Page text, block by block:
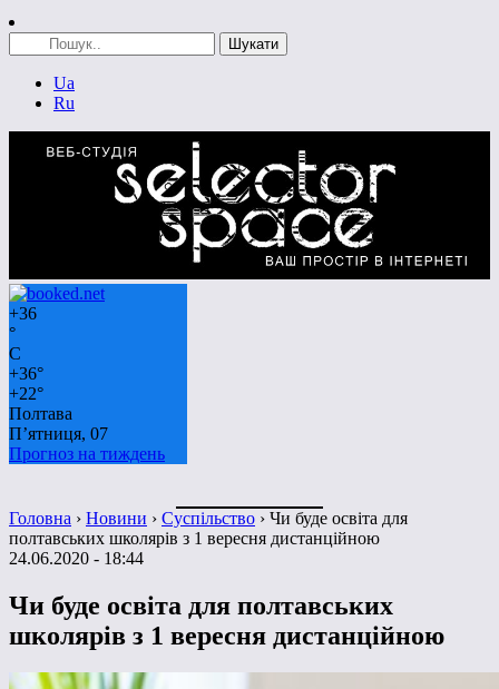
Ua
Ru
+36
°
C
+36°
+22°
Полтава
П’ятниця, 07
Прогноз на тиждень
Головна › Новини › Суспільство › Чи буде освіта для
полтавських школярів з 1 вересня дистанційною
24.06.2020 - 18:44
Чи буде освіта для полтавських
школярів з 1 вересня дистанційною